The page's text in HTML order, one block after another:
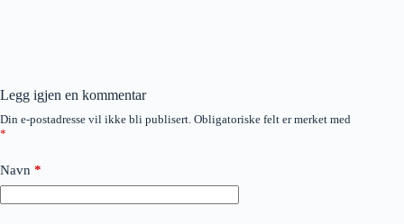
Legg igjen en kommentar
Din e-postadresse vil ikke bli publisert. Obligatoriske felt er merket med
*
Navn *